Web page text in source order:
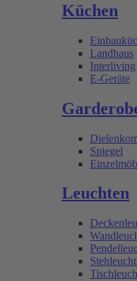
Küchen
Landhaus
Interliving
E-Geräte
Spiegel
Leuchten